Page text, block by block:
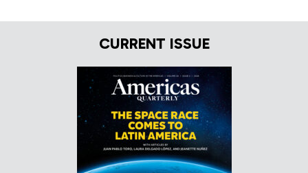
CURRENT ISSUE